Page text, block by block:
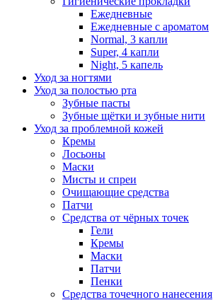
Ежедневные
Ежедневные с ароматом
Normal, 3 капли
Super, 4 капли
Night, 5 капель
Уход за ногтями
Уход за полостью рта
Зубные пасты
Зубные щётки и зубные нити
Уход за проблемной кожей
Кремы
Лосьоны
Маски
Мисты и спреи
Очищающие средства
Патчи
Средства от чёрных точек
Гели
Кремы
Маски
Патчи
Пенки
Средства точечного нанесения